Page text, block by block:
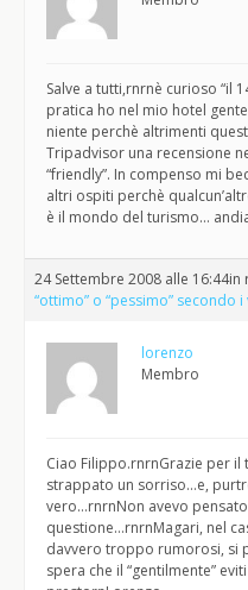
Salve a tutti,rnrnè curioso “il
pratica ho nel mio hotel
niente perchè altrimenti
Tripadvisor una recensione
“friendly”. In compenso mi
altri ospiti perchè
è il mondo del turismo…
24 Settembre 2008 alle 16:44in
“ottimo” o “pessimo”
lorenzo
Membro
Ciao Filippo.rnrnGrazie per
strappato un sorriso…e,
vero…rnrnNon avevo
questione…rnrnMagari, nel
davvero troppo rumorosi, si
spera che il “gentilmente”